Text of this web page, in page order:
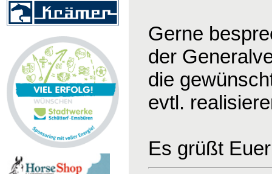
Gerne
der
die
evtl.
Es grüßt